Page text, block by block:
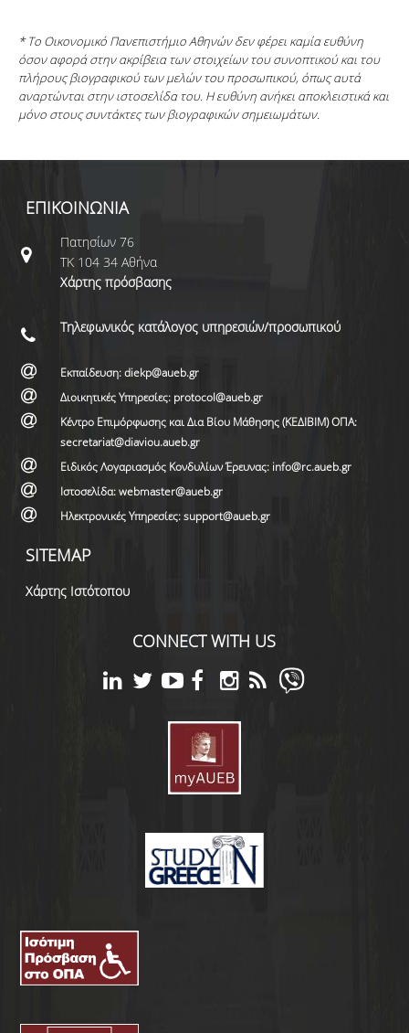
* Το Οικονομικό Πανεπιστήμιο Αθηνών δεν φέρει καμία ευθύνη
όσον αφορά στην ακρίβεια των στοιχείων του συνοπτικού και του
πλήρους βιογραφικού των μελών του προσωπικού, όπως αυτά
αναρτώνται στην ιστοσελίδα του. Η ευθύνη ανήκει αποκλειστικά και
μόνο στους συντάκτες των βιογραφικών σημειωμάτων.
ΕΠΙΚΟΙΝΩΝΙΑ
Πατησίων 76
ΤΚ 104 34 Αθήνα
Χάρτης πρόσβασης
Τηλεφωνικός κατάλογος υπηρεσιών/προσωπικού
Εκπαίδευση: diekp@aueb.gr
Διοικητικές Υπηρεσίες: protocol@aueb.gr
Κέντρο Επιμόρφωσης και Δια Βίου Μάθησης (ΚΕΔΙΒΙΜ) ΟΠΑ:
secretariat@diaviou.aueb.gr
Ειδικός Λογαριασμός Κονδυλίων Έρευνας: info@rc.aueb.gr
Ιστοσελίδα: webmaster@aueb.gr
Ηλεκτρονικές Υπηρεσίες: support@aueb.gr
SITEMAP
Χάρτης Ιστότοπου
CONNECT WITH US